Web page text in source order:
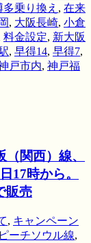
多乗り換え , 在来
, 大阪長崎, 小倉
料金設定, 新大阪
, 早得14, 早得7,
戸市内, 神戸福
（関西）線、
17時から。
販売
, キャンペーン
ピーチソウル線,